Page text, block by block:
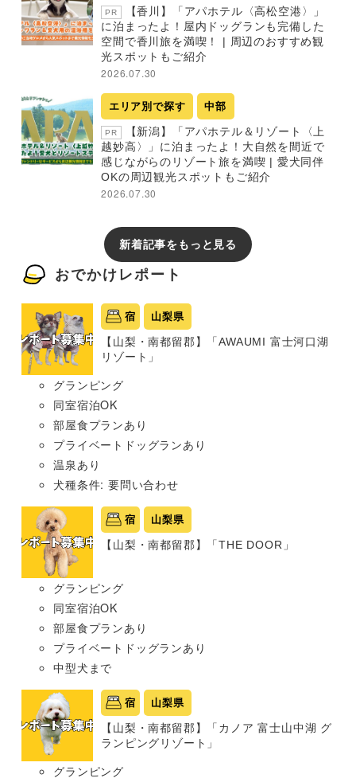
PR
【香川】「アパホテル〈高松空港〉」
に泊まったよ！屋内ドッグランも完備した
空間で香川旅を満喫！ | 周辺のおすすめ観
光スポットもご紹介
2026.07.30
エリア別で探す 中部
PR
【新潟】「アパホテル＆リゾート〈上
越妙高〉」に泊まったよ！大自然を間近で
感じながらのリゾート旅を満喫 | 愛犬同伴
OKの周辺観光スポットもご紹介
2026.07.30
新着記事をもっと見る
おでかけレポート
宿 山梨県
【山梨・南都留郡】「AWAUMI 富士河口湖
リゾート」
グランピング
同室宿泊OK
部屋食プランあり
プライベートドッグランあり
温泉あり
犬種条件: 要問い合わせ
宿 山梨県
【山梨・南都留郡】「THE DOOR」
グランピング
同室宿泊OK
部屋食プランあり
プライベートドッグランあり
中型犬まで
宿 山梨県
【山梨・南都留郡】「カノア 富士山中湖 グ
ランピングリゾート」
グランピング